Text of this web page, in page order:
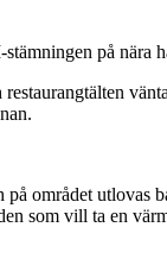
på nära
området utlovas
som vill ta en